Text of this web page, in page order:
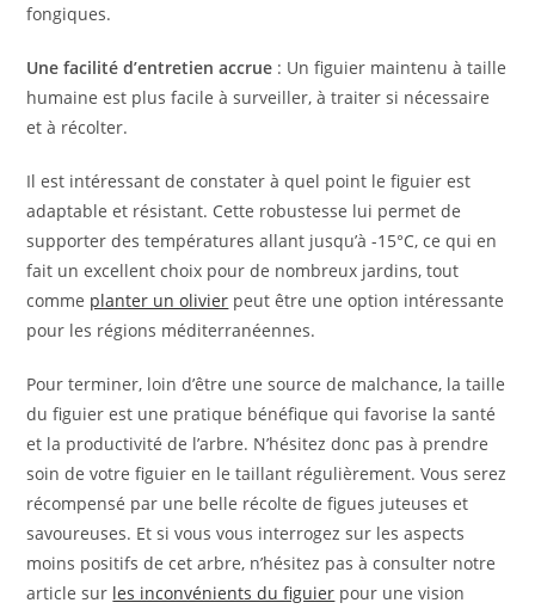
fongiques.
Une facilité d’entretien accrue : Un figuier maintenu à taille
humaine est plus facile à surveiller, à traiter si nécessaire
et à récolter.
Il est intéressant de constater à quel point le figuier est
adaptable et résistant. Cette robustesse lui permet de
supporter des températures allant jusqu’à -15°C, ce qui en
fait un excellent choix pour de nombreux jardins, tout
comme planter un olivier peut être une option intéressante
pour les régions méditerranéennes.
Pour terminer, loin d’être une source de malchance, la taille
du figuier est une pratique bénéfique qui favorise la santé
et la productivité de l’arbre. N’hésitez donc pas à prendre
soin de votre figuier en le taillant régulièrement. Vous serez
récompensé par une belle récolte de figues juteuses et
savoureuses. Et si vous vous interrogez sur les aspects
moins positifs de cet arbre, n’hésitez pas à consulter notre
article sur les inconvénients du figuier pour une vision